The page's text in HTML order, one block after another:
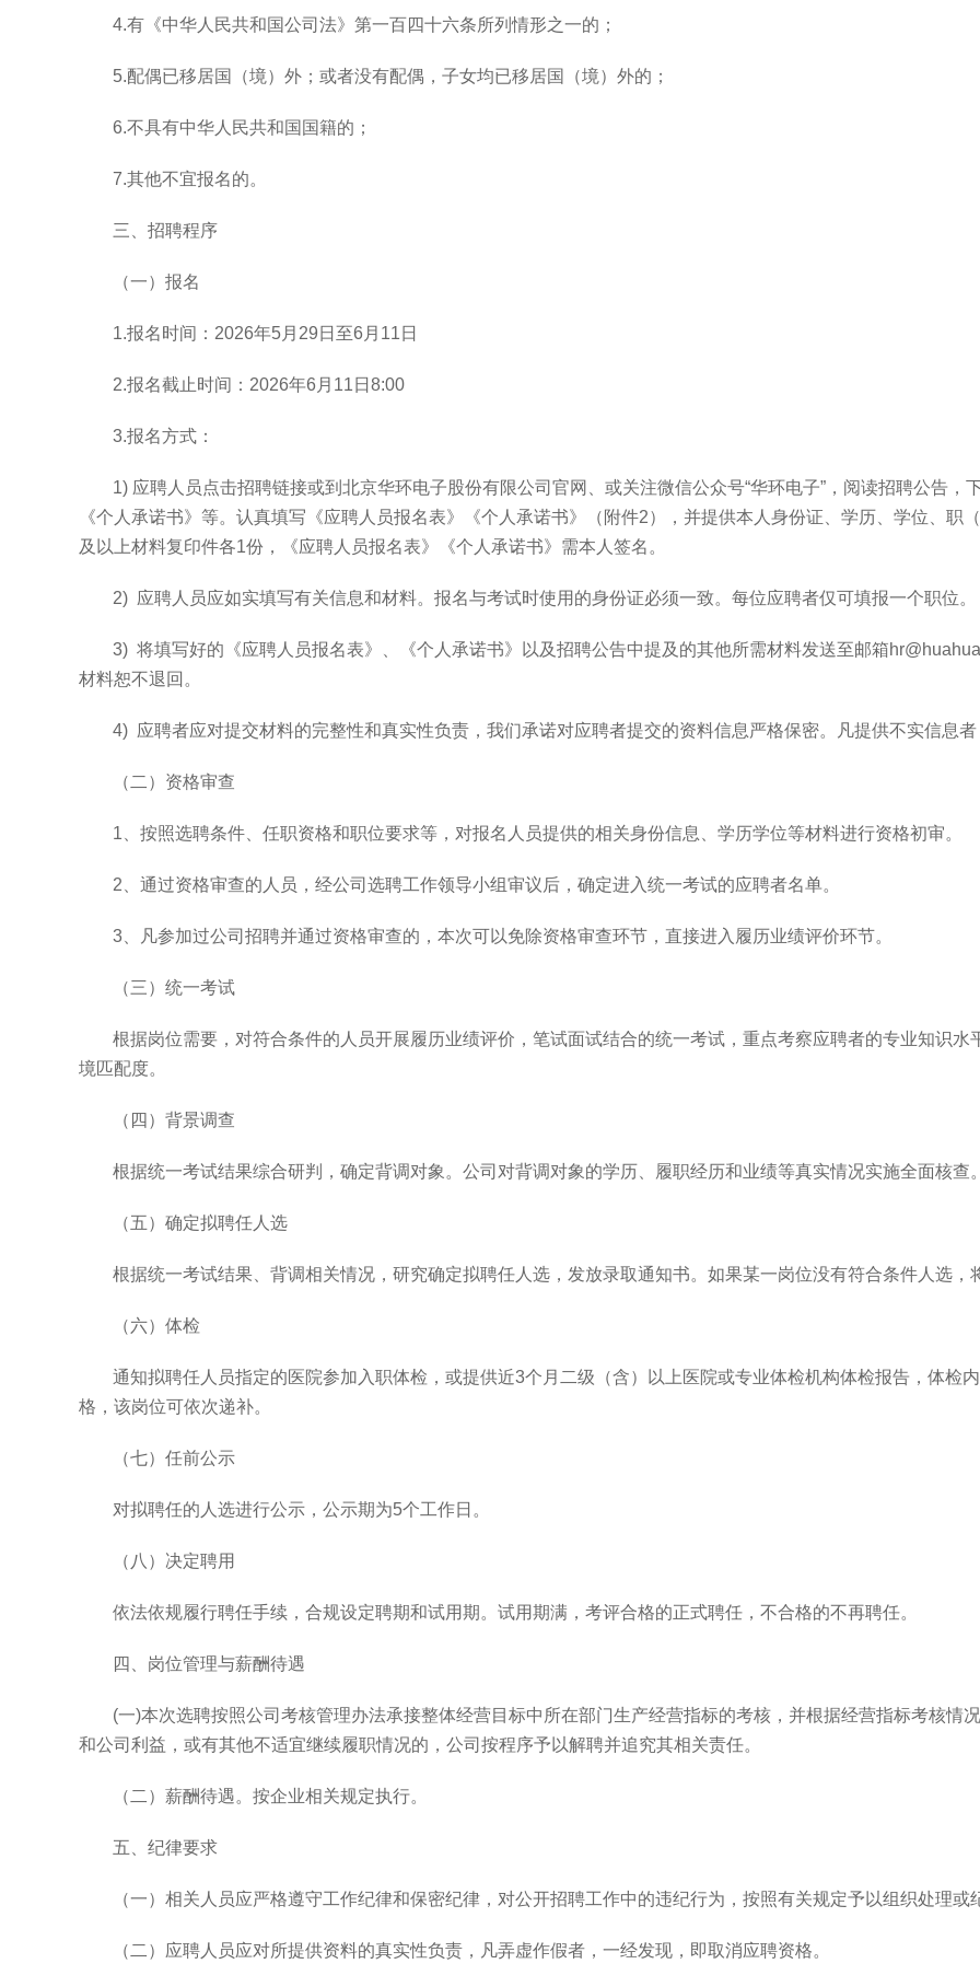
4.有《中华人民共和国公司法》第一百四十六条所列情形之一的；
5.配偶已移居国（境）外；或者没有配偶，子女均已移居国（境）外的；
6.不具有中华人民共和国国籍的；
7.其他不宜报名的。
三、招聘程序
（一）报名
1.报名时间： 2026年5月 29 日至6 月 11 日
2.报名截止时间： 2026年6 月 11 日 8:00
3.报名方式：
1) 应聘人员点击招聘链接或到北京华环电子股份有限公司官网、或关注微信公众号“华环电子” ，阅读招聘公告，
《个人承诺书》等。认真填写《应聘人员报名表》《个人承诺书》（附件2），并提供本人身份证、学历、学位、职
及以上材料复印件各1份，《应聘人员报名表》《个人承诺书》需本人签名。
2) 应聘人员应如实填写有关信息和材料。报名与考试时使用的身份证必须一致。每位应聘者仅可填报一个职位。
3) 将填写好的《应聘人员报名表》、《个人承诺书》以及招聘公告中提及的其他所需材料发送至邮箱
材料恕不退回。
4) 应聘者应对提交材料的完整性和真实性负责，我们承诺对应聘者提交的资料信息严格保密。凡提供不实信息
（二）资格审查
1 按照选聘条件、任职资格和职位要求等，对报名人员提供的相关身份信息、学历学位等材料进行资格初审。
2 通过资格审查的人员，经公司选聘工作领导小组审议后，确定进入统一考试的应聘者名单。
3 凡参加过公司招聘并通过资格审查的，本次可以免除资格审查环节，直接进入履历业绩评价环节。
（三）统一考试
根据岗位需要，对符合条件的人员开展履历业绩评价，笔试面试结合的统一考试，重点考察应聘者的专业知识
境匹配度。
（四）背景调查
根据统一考试结果综合研判，确定背调对象。公司对背调对象的学历、履职经历和业绩等真实情况实施全面核查
（五）确定拟聘任人选
根据统一考试结果、背调相关情况，研究确定拟聘任人选，发放录取通知书。如果某一岗位没有符合条件人选
（六）体检
通知拟聘任人员指定的医院参加入职体检，或提供近3个月二级（含）以上医院或专业体检机构体检报告，体检
格，该岗位可依次递补。
（七）任前公示
对拟聘任的人选进行公示，公示期为5个工作日。
（八）决定聘用
依法依规履行聘任手续，合规设定聘期和试用期。试用期满，考评合格的正式聘任，不合格的不再聘任。
四、岗位管理与薪酬待遇
(一)本次选聘按照公司考核管理办法承接整体经营目标中所在部门生产经营指标的考核，并根据经营指标考核情
和公司利益，或有其他不适宜继续履职情况的，公司按程序予以解聘并追究其相关责任。
（二）薪酬待遇。按企业相关规定执行。
五、纪律要求
（一）相关人员应严格遵守工作纪律和保密纪律，对公开招聘工作中的违纪行为，按照有关规定予以组织处理
（二）应聘人员应对所提供资料的真实性负责，凡弄虚作假者，一经发现，即取消应聘资格。